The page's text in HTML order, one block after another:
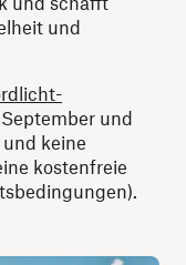
und
und
keine
kostenfreie